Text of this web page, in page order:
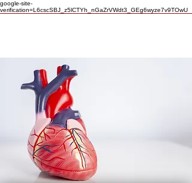
google-site-
verification=L6cscSBJ_z5lCTYh_nGaZrVWdt3_GEg6wyze7v9TOwU